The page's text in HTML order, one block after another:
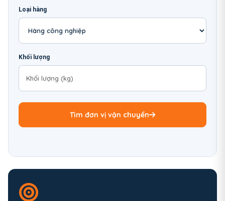
Loại hàng
Khối lượng
Tìm đơn vị vận chuyển